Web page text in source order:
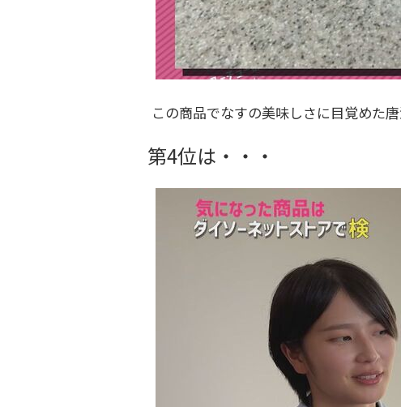
この商品でなすの美味しさに目覚めた
第4位は・・・